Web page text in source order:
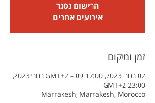
הרישום נסגר
אירועים אחרים
זמן ומיקום
02 בנוב׳ 2023, 17:00 GMT‎+2‎ – 09 בנוב׳ 2023,
23:00 GMT‎+2‎
Marrakesh, Marrakesh, Morocco